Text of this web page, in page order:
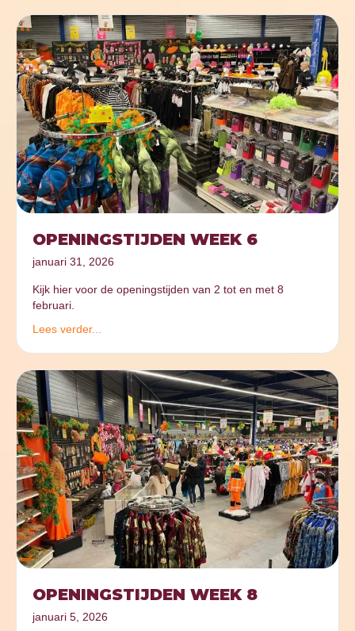
OPENINGSTIJDEN WEEK 6
januari 31, 2026
Kijk hier voor de openingstijden van 2 tot en met 8
februari.
Lees verder...
OPENINGSTIJDEN WEEK 8
januari 5, 2026